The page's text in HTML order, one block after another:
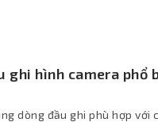
ghi hình camera phổ
dòng đầu ghi phù hợp với